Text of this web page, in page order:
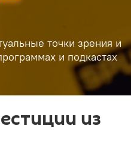
точки зрения и
и подкастах
из